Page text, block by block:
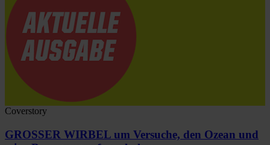
Coverstory
GROSSER WIRBEL um Versuche, den Ozean und